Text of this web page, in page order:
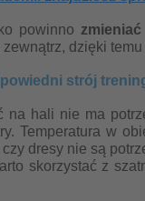
powinno
dzięki
strój
na hali nie ma
Temperatura w
dresy nie są
skorzystać z